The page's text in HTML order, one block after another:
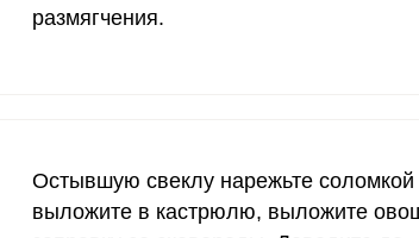
1000 мкг
55 мкг 0.6
размягчения.
Остывшую свеклу нарежьте соломкой
выложите в кастрюлю, выложите